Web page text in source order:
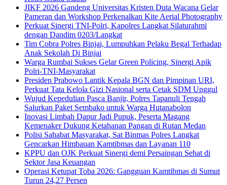
JIKF 2026 Gandeng Universitas Kristen Duta Wacana Gelar
Pameran dan Workshop Perkenalkan Kite Aerial Photography
Perkuat Sinergi TNI-Polri, Kapolres Langkat Silaturahmi
dengan Dandim 0203/Langkat
Tim Cobra Polres Binjai, Lumpuhkan Pelaku Begal Terhadap
Anak Sekolah Di Binjai
Warga Rumbai Sukses Gelar Green Policing, Sinergi Apik
Polri-TNI-Masyarakat
Presiden Prabowo Lantik Kepala BGN dan Pimpinan URI,
Perkuat Tata Kelola Gizi Nasional serta Cetak SDM Unggul
Wujud Kepedulian Pasca Banjir, Polres Tapanuli Tengah
Salurkan Paket Sembako untuk Warga Hutanabolon
Inovasi Limbah Dapur Jadi Pupuk, Peserta Magang
Kemenaker Dukung Ketahanan Pangan di Rutan Medan
Polisi Sahabat Masyarakat, Sat Binmas Polres Langkat
Gencarkan Himbauan Kamtibmas dan Layanan 110
KPPU dan OJK Perkuat Sinergi demi Persaingan Sehat di
Sektor Jasa Keuangan
Operasi Ketupat Toba 2026: Gangguan Kamtibmas di Sumut
Turun 24,27 Persen